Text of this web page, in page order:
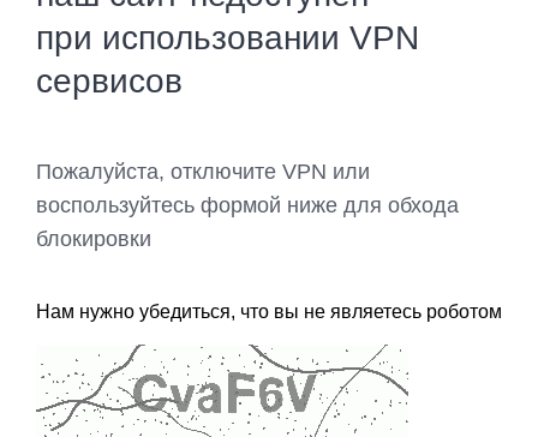
при использовании VPN
сервисов
Пожалуйста, отключите VPN или
воспользуйтесь формой ниже для обхода
блокировки
Нам нужно убедиться, что вы не являетесь роботом